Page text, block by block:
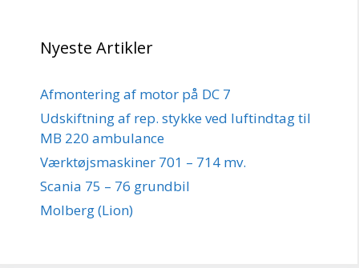
Nyeste Artikler
Afmontering af motor på DC 7
Udskiftning af rep. stykke ved luftindtag til
MB 220 ambulance
Værktøjsmaskiner 701 – 714 mv.
Scania 75 – 76 grundbil
Molberg (Lion)